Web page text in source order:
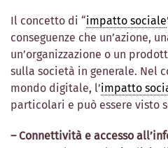
Il concetto di “impatto sociale
conseguenze che un’azione,
un’organizzazione o un
sulla società in generale. Nel
mondo digitale, l’impatto
particolari e può essere visto
– Connettività e accesso